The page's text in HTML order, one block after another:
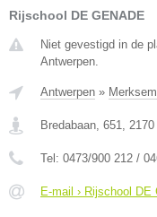
Rijschool DE GENADE
Niet gevestigd in de
Antwerpen.
Antwerpen » Merksem
Bredabaan, 651, 2170
Tel: 0473/900 212 /
E-mail › Rijschool DE